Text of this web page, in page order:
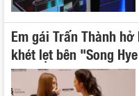
Em gái Trấn Thành
khét lẹt bên "Song